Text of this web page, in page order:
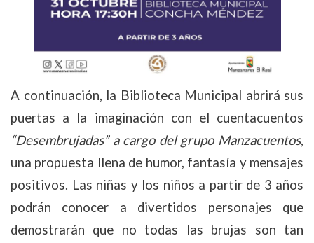
A continuación, la Biblioteca Municipal abrirá sus
puertas a la imaginación con el cuentacuentos
“Desembrujadas” a cargo del grupo Manzacuentos,
una propuesta llena de humor, fantasía y mensajes
positivos. Las niñas y los niños a partir de 3 años
podrán conocer a divertidos personajes que
demostrarán que no todas las brujas son tan